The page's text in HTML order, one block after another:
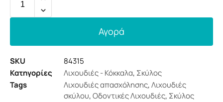
Αγορά
SKU
84315
Κατηγορίες
Λιχουδιές - Κόκκαλα, Σκύλος
Tags
Λιχουδιές απασχόλησης,Λιχουδιές
σκύλου,Οδοντικές Λιχουδιές, Σκύλος